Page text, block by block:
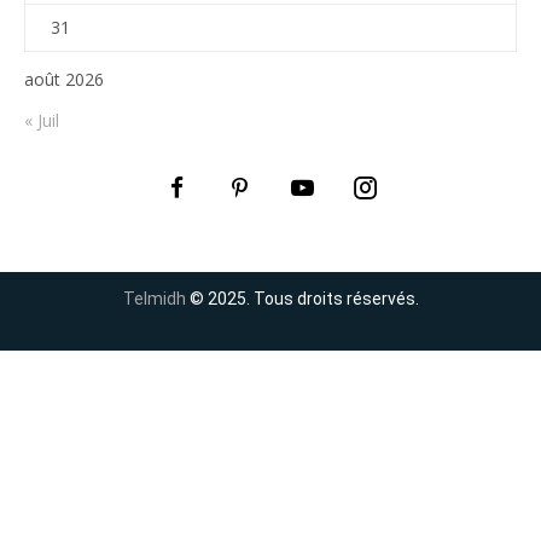
août 2026
31
« Juil
Telmidh © 2025. Tous droits réservés.